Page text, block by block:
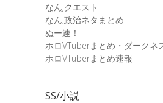
なんJクエスト
なんJ政治ネタまとめ
ぬー速！
ホロVTuberまとめ・ダークネ
ホロVTuberまとめ速報
SS/小説